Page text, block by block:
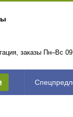
заказы Пн–Вс